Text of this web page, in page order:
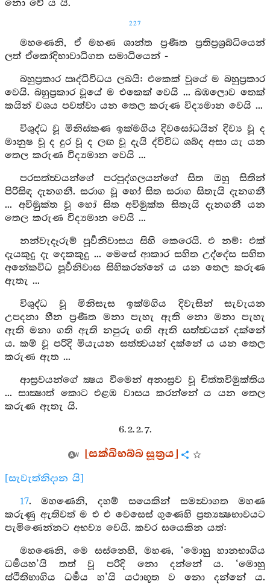
නො වේ ය යි.
227
මහණෙනි, ඒ මහණ ශාන්ත ප්‍රණීත ප්‍රතිප්‍රශ්‍රබ්ධියෙන්
ලත් ඒකෝදිභාවාධිගත සමාධියෙන් -
බහුප්‍රකාර ඍද්ධිවිධය ලබයි: එකෙක් වූයේ ම බහුප්‍රකාර
වෙයි. බහුප්‍රකාර වූයේ ම එකෙක් වෙයි ... බඹලොව තෙක්
කයින් වශය පවත්වා යන තෙල කරුණ විද්‍යමාන වෙයි ...
විශුද්ධ වූ මිනිස්කණ ඉක්මගිය දිවසෝධයින් දිව්‍ය වූ ද
මානුෂ වූ ද දුර වූ ද ලඟ වූ දැයි ද්විවිධ ශබ්ද අසා යැ යන
තෙල කරුණ විද්‍යමාන වෙයි ...
පරසත්ත්‍වයන්ගේ පරපුද්ගලයන්ගේ සිත ඔහු සිතින්
පිරිසිඳ දැනගනී. සරාග වූ හෝ සිත සරාග සිතැයි දැනගනී
... අවිමුක්ත වූ හෝ සිත අවිමුක්ත සිතැයි දැනගනී යන
තෙල කරුණ විද්‍යමාන වෙයි ...
නන්වැදෑරුම් පූර්‍වනිවාසය සිහි කෙරෙයි. එ නම්: එක්
දැයකුදු දැ දෙකකුදු ... මෙසේ ආකාර සහිත උද්දේස සහිත
අනේකවිධ පූර්‍වනිවාස සිහිකරන්නේ ය යන තෙල කරුණ
ඇතැ ...
විශුද්ධ වූ මිනිසැස ඉක්මගිය දිවැසින් සැවැයන
උපදනා හීන ප්‍රණීත මනා පැහැ ඇති නො මනා පැහැ
ඇති මනා ගති ඇති නපුරු ගති ඇති සත්ත්‍වයන් දක්නේ
ය. කම් වූ පරිදි මියැයන සත්ත්‍වයන් දක්නේ ය යන තෙල
කරුණ ඇත ...
ආස්‍රවයන්ගේ ක්‍ෂය වීමෙන් අනාස්‍රව වූ චිත්තවිමුක්තිය
... සාක්‍ෂාත් කොට එළඹ වාසය කරන්නේ ය යන තෙල
කරුණ ඇතැ යි.
6. 2. 2. 7.
[සක්ඛිභබ්බ සූත්‍රය]
[සැවැත්නිදාන යි]
17. මහණෙනි, දහම් සයෙකින් සමන්‍වාගත මහණ
කරුණු ඇතිවත් ම එ එ වෙසෙස් ගුණෙහි ප්‍රත්‍යක්‍ෂභාවයට
පැමිණෙන්නට අභව්‍ය වෙයි. කවර සයෙකින යත්:
මහණෙනි, මෙ සස්නෙහි, මහණ, ‘මොහු හානභාගිය
ධර්‍මයහ’යි තත් වූ පරිදි නො දන්නේ ය. ‘මොහු
ස්ථිතිභාගිය ධර්‍මය හ’යි යථාභූත ව නො දන්නේ ය.